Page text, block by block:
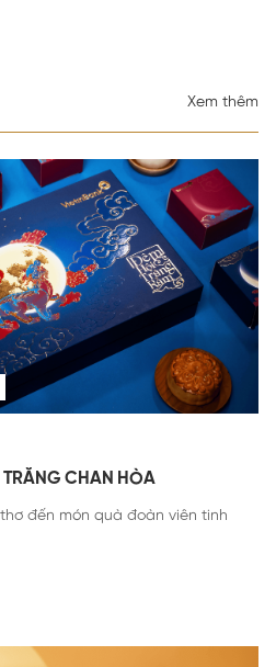
Xem thêm
CHAN HÒA
đến món quà đoàn viên tinh
ánh đèn lồng. Với người Việt,
bánh, mỗi tách trà, mỗi câu
gửi đến khách hàng và đối